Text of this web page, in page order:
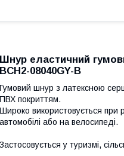
Шнур еластичний
BCH2-08040GY-B
Гумовий шнур з латексною
ПВХ покриттям.
Широко використовується при
автомобілі або на велосипеді.
Застосовується у туризмі,